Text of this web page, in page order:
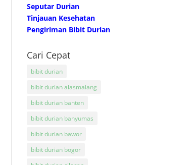
Seputar Durian
Tinjauan Kesehatan
Pengiriman Bibit Durian
Cari Cepat
bibit durian
bibit durian alasmalang
bibit durian banten
bibit durian banyumas
bibit durian bawor
bibit durian bogor